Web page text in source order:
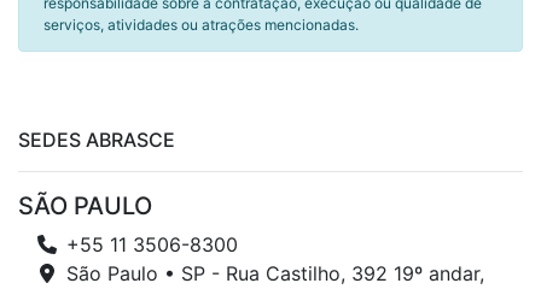
serviços, atividades ou atrações mencionadas.
SEDES ABRASCE
SÃO PAULO
+55 11 3506-8300
São Paulo • SP - Rua Castilho, 392 19º andar,